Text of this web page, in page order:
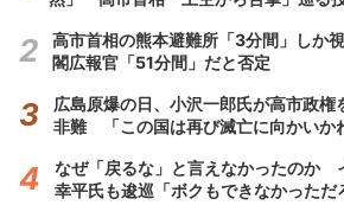
高市首相の熊本避難所「3分間」しか
閣広報官「51分間」だと否定
広島原爆の日、小沢一郎氏が高市政権
非難 「この国は再び滅亡に向かいか
なぜ「戻るな」と言えなかったのか
幸平氏も逡巡「ボクもできなかっただ